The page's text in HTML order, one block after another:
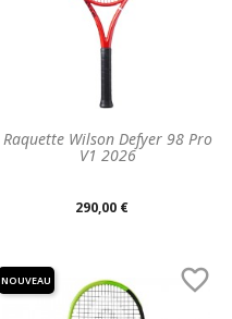
Raquette Wilson Defyer 98 Pro
V1 2026
Prix
290,00 €

NOUVEAU